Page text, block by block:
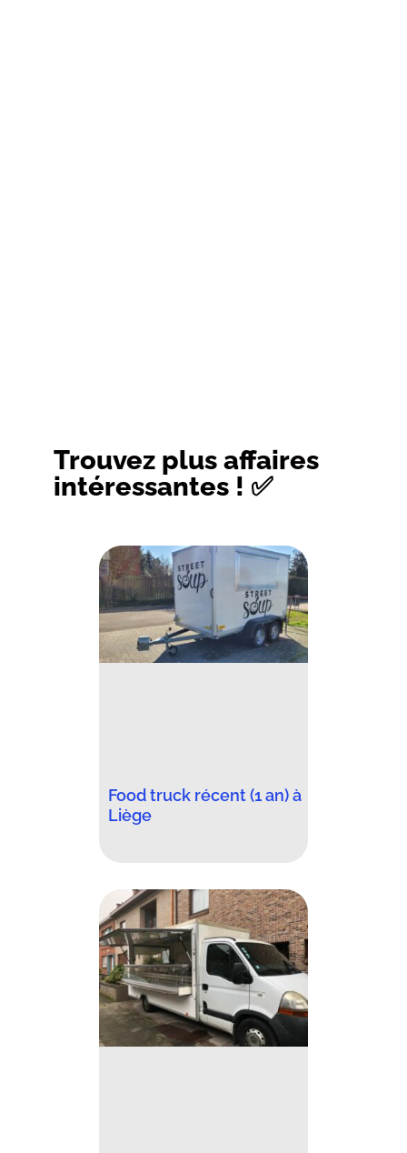
Trouvez plus affaires
intéressantes ! ✅
Food truck récent (1 an) à
Liège